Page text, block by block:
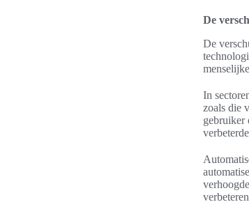
De
De
In
zoals die
gebruiker